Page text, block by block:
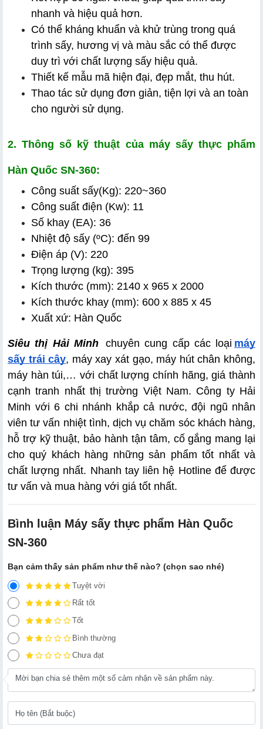
nhanh và hiệu quả hơn.
Có thể kháng khuẩn và khử trùng trong quá
trình sấy, hương vị và màu sắc có thể được
duy trì với chất lượng sấy hiệu quả.
Thiết kế mẫu mã hiện đại, đẹp mắt, thu hút.
Thao tác sử dụng đơn giản, tiện lợi và an toàn
cho người sử dụng.
2. Thông số kỹ thuật của máy sấy thực phẩm
Hàn Quốc SN-360:
Công suất sấy(Kg): 220~360
Công suất điện (Kw): 11
Số khay (EA): 36
Nhiệt độ sấy (ºC): đến 99
Điện áp (V): 220
Trọng lượng (kg): 395
Kích thước (mm): 2140 x 965 x 2000
Kích thước khay (mm): 600 x 885 x 45
Xuất xứ: Hàn Quốc
Siêu thị Hải Minh chuyên cung cấp các loại máy
sấy trái cây, máy xay xát gạo, máy hút chân không,
máy hàn túi,… với chất lượng chính hãng, giá thành
cạnh tranh nhất thị trường Việt Nam. Công ty Hải
Minh với 6 chi nhánh khắp cả nước, đội ngũ nhân
viên tư vấn nhiệt tình, dịch vụ chăm sóc khách hàng,
hỗ trợ kỹ thuật, bảo hành tận tâm, cố gắng mang lại
cho quý khách hàng những sản phẩm tốt nhất và
chất lượng nhất. Nhanh tay liên hệ Hotline để được
tư vấn và mua hàng với giá tốt nhất.
Bình luận Máy sấy thực phẩm Hàn Quốc
SN-360
Bạn cảm thấy sản phẩm như thế nào? (chọn sao nhé)
Tuyệt vời
Rất tốt
Tốt
Bình thường
Chưa đạt